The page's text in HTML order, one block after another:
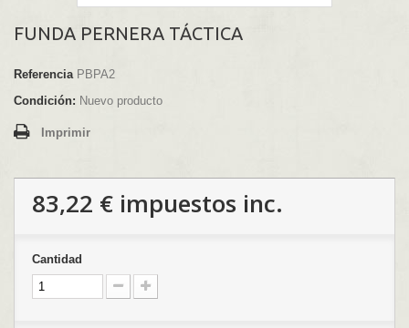
FUNDA PERNERA TÁCTICA
Referencia PBPA2
Condición: Nuevo producto
Imprimir
83,22 € impuestos inc.
Cantidad